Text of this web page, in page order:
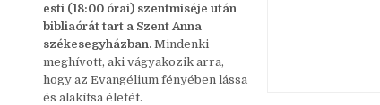
esti (18:00 órai) szentmiséje után
bibliaórát tart a Szent Anna
székesegyházban. Mindenki
meghívott, aki vágyakozik arra,
hogy az Evangélium fényében lássa
és alakítsa életét.